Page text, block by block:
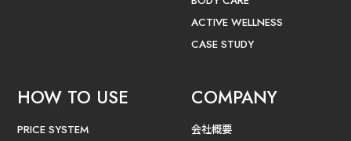
ACTIVE WELLNESS
CASE STUDY
HOW TO USE
PRICE SYSTEM
COMPANY
会社概要